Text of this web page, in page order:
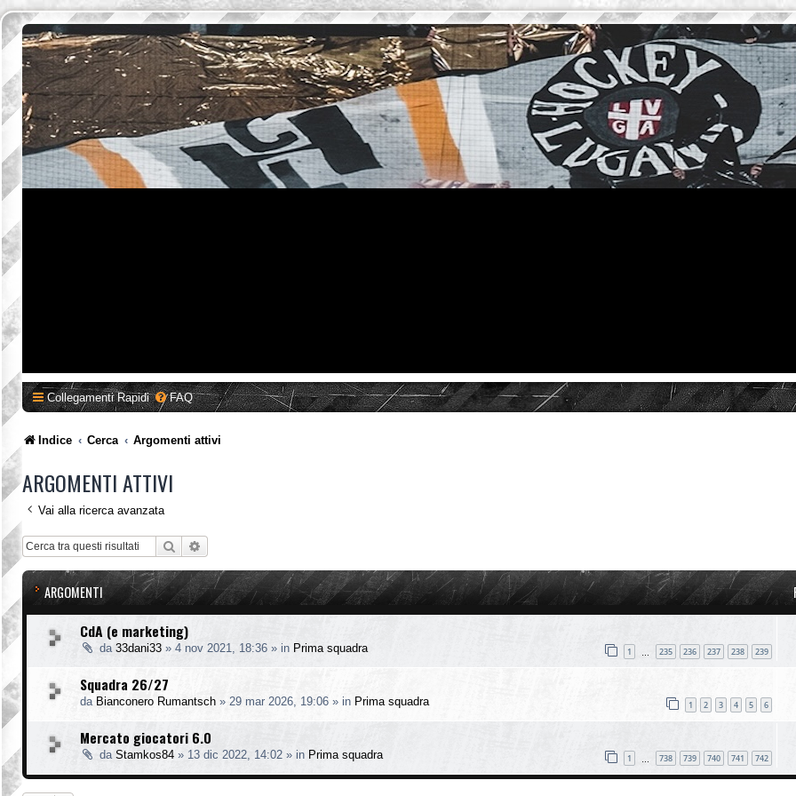
Collegamenti Rapidi FAQ
Indice Cerca Argomenti attivi
ARGOMENTI ATTIVI
Vai alla ricerca avanzata
Cerca
ARGOMENTI
CdA (e marketing)
da 33dani33 » 4 nov 2021, 18:36 » in Prima squadra 1 235 236 237 238 239
Squadra 26/27
da Bianconero Rumantsch » 29 mar 2026, 19:06 » in Prima squadra 1 2 3 4 5 6
Mercato giocatori 6.0
da Stamkos84 » 13 dic 2022, 14:02 » in Prima squadra 1 738 739 740 741 742